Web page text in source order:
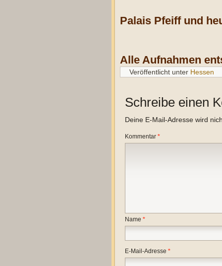
Palais Pfeiff und
Alle Aufnahmen
Veröffentlicht unter Hessen
Schreibe einen
Deine E-Mail-Adresse wird
Kommentar *
Name *
E-Mail-Adresse *